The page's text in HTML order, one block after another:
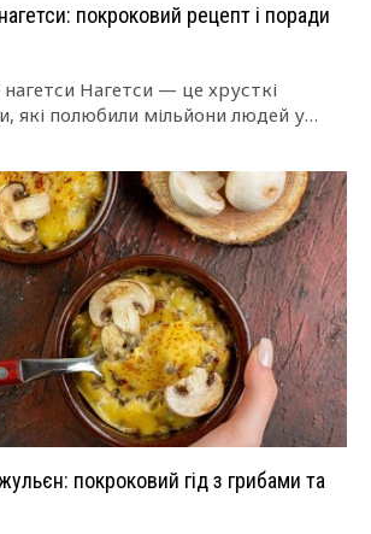
покроковий рецепт і поради
Нагетси — це хрусткі
які полюбили мільйони людей у
покроковий гід з грибами та